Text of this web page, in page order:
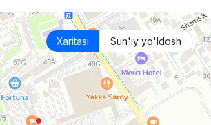
Xaritasi Sun'iy yo'ldosh